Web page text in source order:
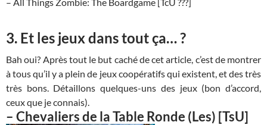
3. Et les jeux dans tout ça… ?
Bah oui? Après tout le but caché de cet article, c’est de montrer
à tous qu’il y a plein de jeux coopératifs qui existent, et des très
très bons. Détaillons quelques-uns des jeux (bon d’accord,
ceux que je connais).
– Chevaliers de la Table Ronde (Les) [TsU]